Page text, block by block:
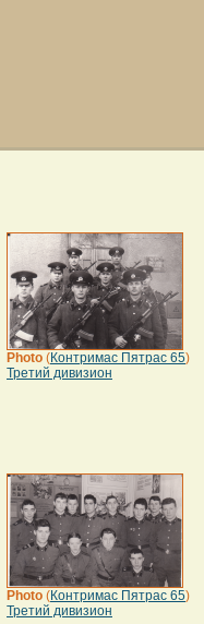
Photo (Контримас Пятрас 65)
Третий дивизион
Photo (Контримас Пятрас 65)
Третий дивизион